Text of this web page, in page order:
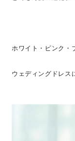
ホワイト・ピンク・
ウェディングドレス